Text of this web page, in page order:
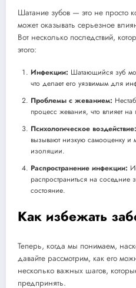
Шатание зубов — это не просто
может оказывать серьезное
Вот несколько последствий,
этого:
Инфекции: Шатающийся зуб
что делает его уязвимым для
Проблемы с жеванием:
процесс жевания, что влияет
Психологическое воздействие:
вызывают низкую самооценку и
изоляции.
Распространение инфекции:
распространиться на соседние
состояние.
Как избежать
Теперь, когда мы понимаем,
давайте рассмотрим, как его
несколько важных шагов,
предпринять.